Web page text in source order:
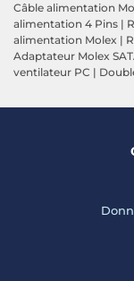
Câble alimentation
alimentation 4 Pins |
alimentation Molex |
Adaptateur Molex
ventilateur PC |